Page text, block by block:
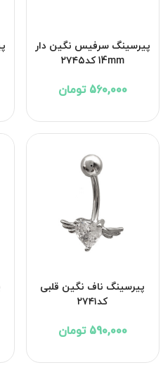
پیرسینگ سرفیس نگین دار
14mm کد۲۷۴۵
560,000 تومان
پیرسینگ ناف نگین قلبی
کد۲۷۴۱
590,000 تومان